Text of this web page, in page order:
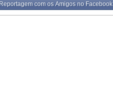
com os Amigos no Facebook